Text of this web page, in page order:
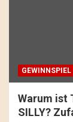
GEWINNSPIEL
Warum ist
SILLY?